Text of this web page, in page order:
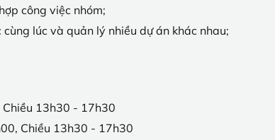
công việc nhóm;
lúc và quản lý nhiều dự án khác nhau;
13h30 - 17h30
Chiều 13h30 - 17h30